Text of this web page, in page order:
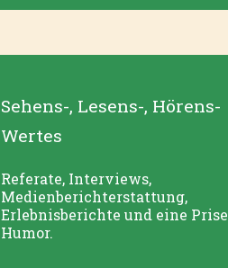
Sehens-, Lesens-, Hörens-
Wertes
Referate, Interviews,
Medienberichterstattung,
Erlebnisberichte und eine Prise
Humor.